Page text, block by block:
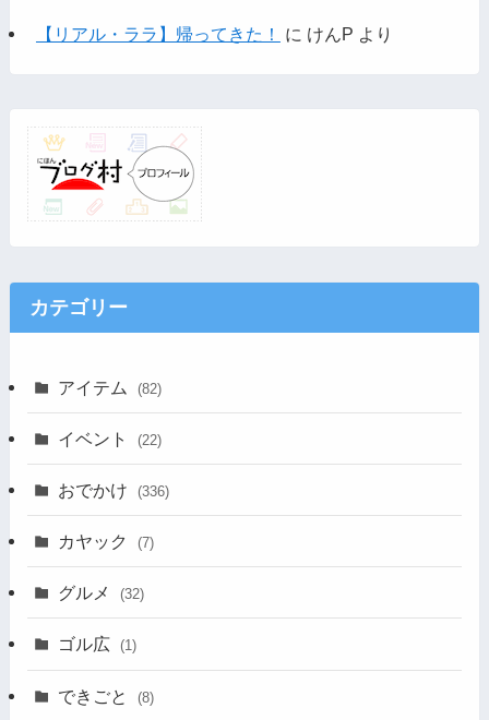
【リアル・ララ】帰ってきた！ に けんP より
カテゴリー
アイテム (82)
イベント (22)
おでかけ (336)
カヤック (7)
グルメ (32)
ゴル広 (1)
できごと (8)